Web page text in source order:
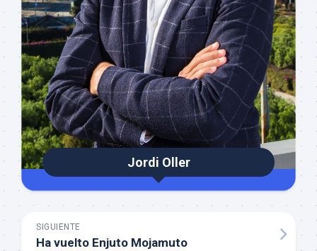
Jordi Oller
SIGUIENTE
Ha vuelto Enjuto Mojamuto